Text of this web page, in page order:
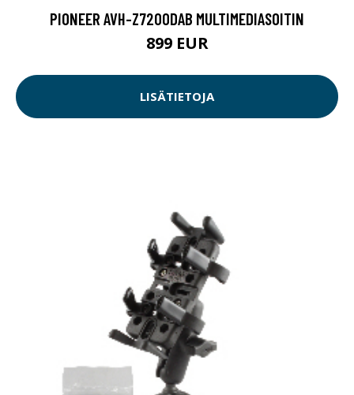
PIONEER AVH-Z7200DAB MULTIMEDIASOITIN
899 EUR
LISÄTIETOJA